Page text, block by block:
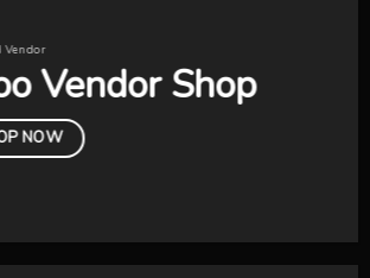
Vendor
Vendor Shop
NOW